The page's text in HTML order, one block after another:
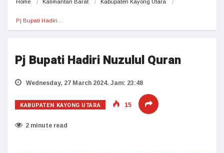
Home Kalimantan Barat Kabupaten Kayong Utara
Pj Bupati Hadiri…
Pj Bupati Hadiri Nuzulul Quran
Wednesday, 27 March 2024. Jam: 23:48
KABUPATEN KAYONG UTARA 15
2 minute read